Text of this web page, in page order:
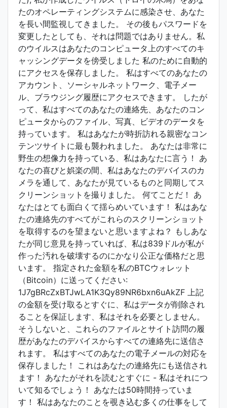
たのオペレーティングシステムに感染させ、あなた
を長い間監視してきました。 その後もパスワードを
変更したとしても、それは問題ではありません。私
のウイルスはあなたのコンピュータ上のすべてのキ
ャッシングデータを傍受しました 私のために自動的
にアクセスを保存しました。 私はすべてのあなたの
アカウント、ソーシャルネットワーク、電子メー
ル、ブラウジング履歴にアクセスできます。 したが
って、私はすべてのあなたの連絡先、あなたのコン
ピュータからのファイル、写真、ビデオのデータを
持っています。 私はあなたが時折訪れる親密なコン
テンツサイトに最も襲われました。 あなたは非常に
野生の想像力を持っている、私はあなたに言う！ あ
なたの喜びと娯楽の間、私はあなたのデバイスのカ
メラを通して、あなたが見ているものと同期してス
クリーンショットを撮りました。 何てことだ！ あ
なたはとても面白くて揺らめいています！ 私はあな
たの連絡先のすべてがこれらのスクリーンショット
を取得するのを望まないと思いますよね？ もしあな
たが同じ意見を持っていれば、私は839ドルが私が
作った汚れを破壊するのにかなり公正な価格だと思
います。 指定された金額を私のBTCウォレット
（Bitcoin）に送ってください:
1J7gBRcZxBTJwLA1K3Qy89NR6bxn6uAkZF 上記
の金額を受け取るとすぐに、私はデータが削除され
ることを保証します、私はそれを必要としません。
そうしないと、これらのファイルとサイト訪問の履
歴があなたのデバイスからすべての連絡先に送信さ
れます。 私はすべてのあなたの電子メールの対応を
保存しました！ これはあなたの連絡先にも送信され
ます！ あなたがそれを読むとすぐに - 私はそれにつ
いて知るでしょう！ あなたは50時間持っていま
す！ 私はあなたのことを覗き込む多くの仕事をして